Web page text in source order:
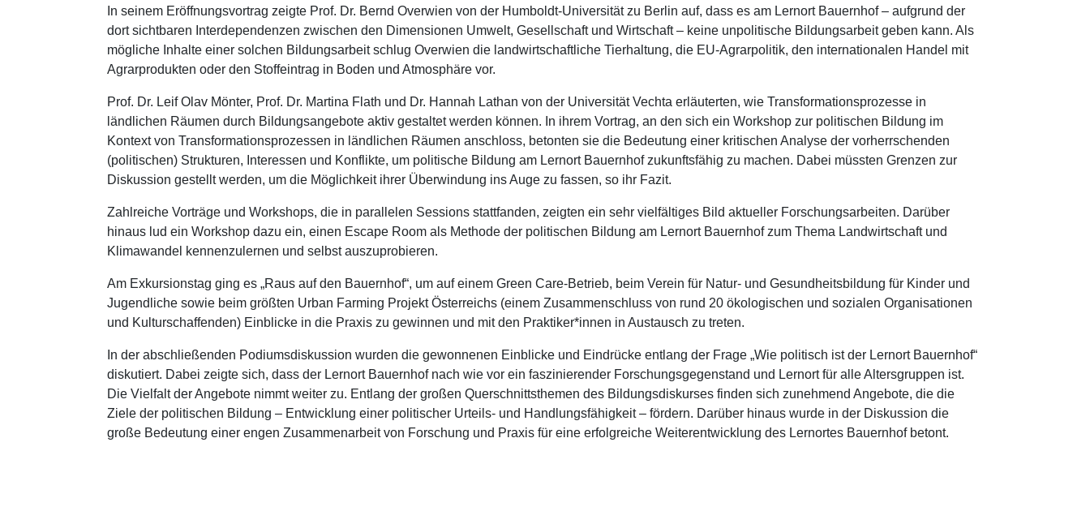
In seinem Eröffnungsvortrag zeigte Prof. Dr. Bernd Overwien von der Humboldt-Universität zu Berlin auf, dass es am Lernort Bauernhof – aufgrund der
dort sichtbaren Interdependenzen zwischen den Dimensionen Umwelt, Gesellschaft und Wirtschaft – keine unpolitische Bildungsarbeit geben kann. Als
mögliche Inhalte einer solchen Bildungsarbeit schlug Overwien die landwirtschaftliche Tierhaltung, die EU-Agrarpolitik, den internationalen Handel mit
Agrarprodukten oder den Stoffeintrag in Boden und Atmosphäre vor.
Prof. Dr. Leif Olav Mönter, Prof. Dr. Martina Flath und Dr. Hannah Lathan von der Universität Vechta erläuterten, wie Transformationsprozesse in
ländlichen Räumen durch Bildungsangebote aktiv gestaltet werden können. In ihrem Vortrag, an den sich ein Workshop zur politischen Bildung im
Kontext von Transformationsprozessen in ländlichen Räumen anschloss, betonten sie die Bedeutung einer kritischen Analyse der vorherrschenden
(politischen) Strukturen, Interessen und Konflikte, um politische Bildung am Lernort Bauernhof zukunftsfähig zu machen. Dabei müssten Grenzen zur
Diskussion gestellt werden, um die Möglichkeit ihrer Überwindung ins Auge zu fassen, so ihr Fazit.
Zahlreiche Vorträge und Workshops, die in parallelen Sessions stattfanden, zeigten ein sehr vielfältiges Bild aktueller Forschungsarbeiten. Darüber
hinaus lud ein Workshop dazu ein, einen Escape Room als Methode der politischen Bildung am Lernort Bauernhof zum Thema Landwirtschaft und
Klimawandel kennenzulernen und selbst auszuprobieren.
Am Exkursionstag ging es „Raus auf den Bauernhof“, um auf einem Green Care-Betrieb, beim Verein für Natur- und Gesundheitsbildung für Kinder und
Jugendliche sowie beim größten Urban Farming Projekt Österreichs (einem Zusammenschluss von rund 20 ökologischen und sozialen Organisationen
und Kulturschaffenden) Einblicke in die Praxis zu gewinnen und mit den Praktiker*innen in Austausch zu treten.
In der abschließenden Podiumsdiskussion wurden die gewonnenen Einblicke und Eindrücke entlang der Frage „Wie politisch ist der Lernort Bauernhof“
diskutiert. Dabei zeigte sich, dass der Lernort Bauernhof nach wie vor ein faszinierender Forschungsgegenstand und Lernort für alle Altersgruppen ist.
Die Vielfalt der Angebote nimmt weiter zu. Entlang der großen Querschnittsthemen des Bildungsdiskurses finden sich zunehmend Angebote, die die
Ziele der politischen Bildung – Entwicklung einer politischer Urteils- und Handlungsfähigkeit – fördern. Darüber hinaus wurde in der Diskussion die
große Bedeutung einer engen Zusammenarbeit von Forschung und Praxis für eine erfolgreiche Weiterentwicklung des Lernortes Bauernhof betont.